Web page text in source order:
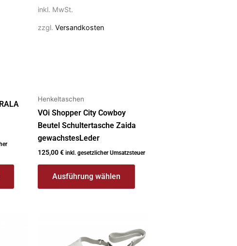
inkl. MwSt.
zzgl. Versandkosten
Henkeltaschen
VOi Shopper City Cowboy
Beutel Schultertasche Zaida
gewachstesLeder
125,00€ inkl. gesetzlicher Umsatzsteuer
Ausführung wählen
der
Produktseite